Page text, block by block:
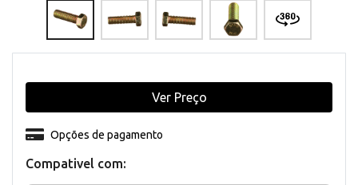
Compativel com:
Opções de pagamento
Ver Preço